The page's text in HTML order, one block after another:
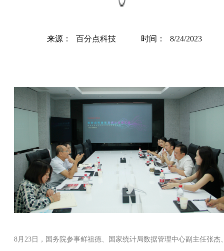
来源： 百分点科技 时间： 8/24/2023
8月23日，国务院参事鲜祖德、国家统计局数据管理中心副主任张杰